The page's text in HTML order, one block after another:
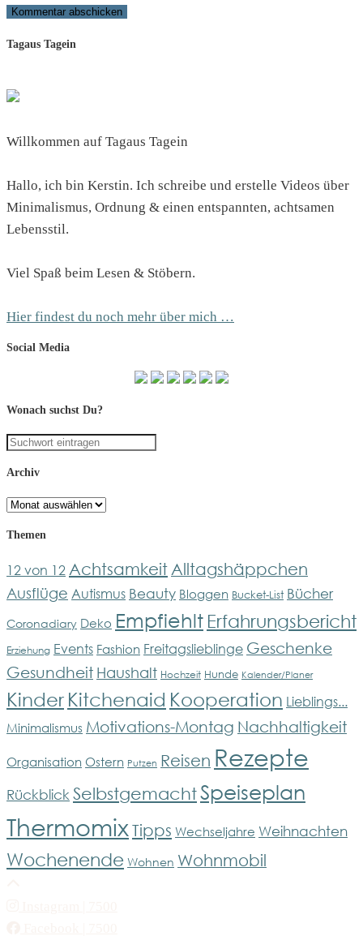
Tagaus Tagein
Willkommen auf Tagaus Tagein
Hallo, ich bin Kerstin. Ich schreibe und erstelle Videos über
Minimalismus, Ordnung & einen entspannten, achtsamen
Lebensstil.
Viel Spaß beim Lesen & Stöbern.
Hier findest du noch mehr über mich …
Social Media
Wonach suchst Du?
Archiv
Archiv
Themen
12 von 12 Achtsamkeit Alltagshäppchen
Ausflüge Autismus Beauty Bloggen Bucket-List Bücher
Coronadiary Deko Empfiehlt Erfahrungsbericht
Erziehung Events Fashion Freitagslieblinge Geschenke
Gesundheit Haushalt Hochzeit Hunde Kalender/Planer
Kinder Kitchenaid Kooperation Lieblings...
Minimalismus Motivations-Montag Nachhaltigkeit
Organisation Ostern Putzen Reisen Rezepte
Rückblick SelbstgemachtSpeiseplan
Thermomix Tipps Wechseljahre Weihnachten
Wochenende Wohnen Wohnmobil